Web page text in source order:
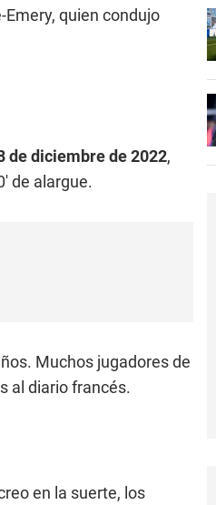
quien condujo
de diciembre de 2022,
de alargue.
Muchos jugadores de
al diario francés.
en la suerte, los